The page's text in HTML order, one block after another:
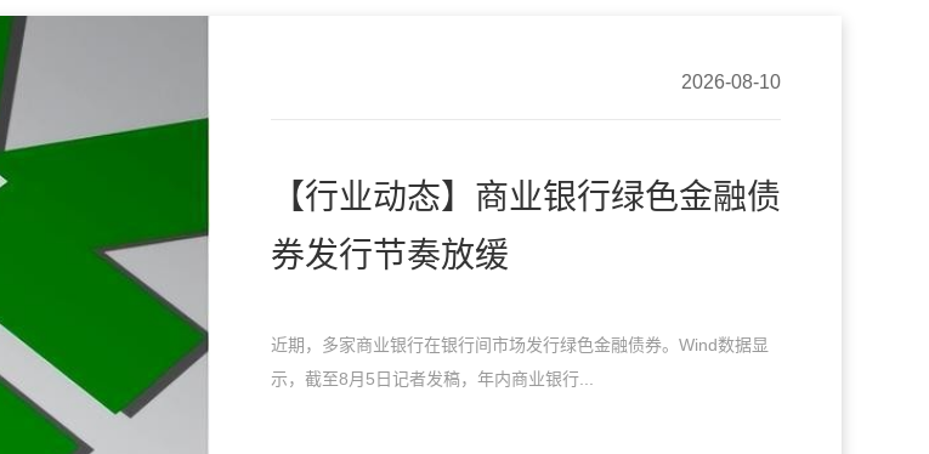
2026-08-10
【行业动态】商业银行绿色金融债
券发行节奏放缓
近期，多家商业银行在银行间市场发行绿色金融债券。Wind数据显
示，截至8月5日记者发稿，年内商业银行...